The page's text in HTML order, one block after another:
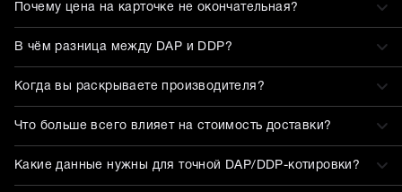
Почему цена на карточке не окончательная?
В чём разница между DAP и DDP?
Когда вы раскрываете производителя?
Что больше всего влияет на стоимость доставки?
Какие данные нужны для точной DAP/DDP-котировки?